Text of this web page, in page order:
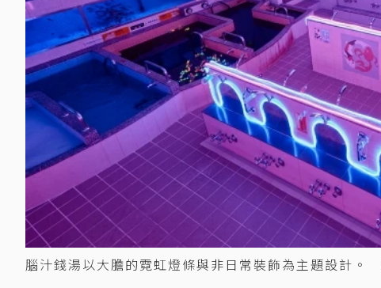
腦汁錢湯以大膽的霓虹燈條與非日常裝飾為主題設計